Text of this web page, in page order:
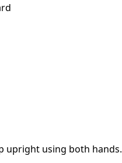
upright using both hands.